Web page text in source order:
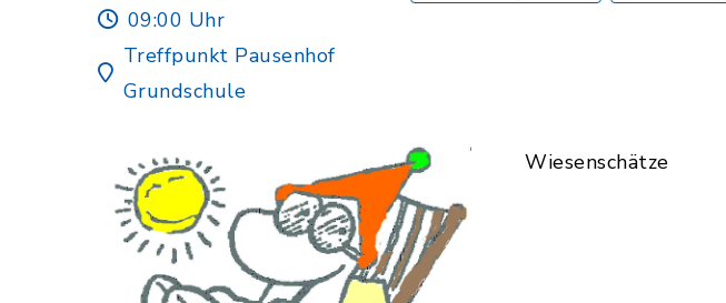
09:00 Uhr
Treffpunkt Pausenhof
Grundschule
Wiesenschätze